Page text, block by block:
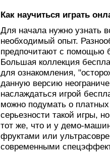
Как научиться играть
Для начала нужно узнать
необходимый опыт.
предпочитают с помощью
Большая коллекция
для ознакомления,
данную версию
наслаждаться игрой
можно подумать о
серьезности такой игры,
тот же, что и у демо-
фруктами или
современными